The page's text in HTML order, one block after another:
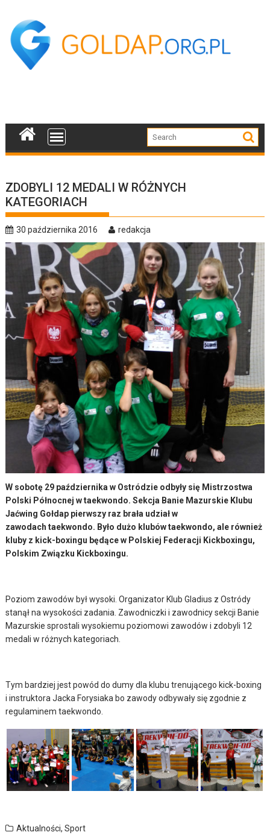
content
ZDOBYLI 12 MEDALI W RÓŻNYCH
KATEGORIACH
30 października 2016 redakcja
W sobotę 29 października w Ostródzie odbyły się Mistrzostwa
Polski Północnej w taekwondo. Sekcja Banie Mazurskie Klubu
Jaćwing Gołdap pierwszy raz brała udział w
zawodach taekwondo. Było dużo klubów taekwondo, ale również
kluby z kick-boxingu będące w Polskiej Federacji Kickboxingu,
Polskim Związku Kickboxingu.
Poziom zawodów był wysoki. Organizator Klub Gladius z Ostródy
stanął na wysokości zadania. Zawodniczki i zawodnicy sekcji Banie
Mazurskie sprostali wysokiemu poziomowi zawodów i zdobyli 12
medali w różnych kategoriach.
Tym bardziej jest powód do dumy dla klubu trenującego kick-boxing
i instruktora Jacka Forysiaka bo zawody odbywały się zgodnie z
regulaminem taekwondo.
Aktualności,Sport